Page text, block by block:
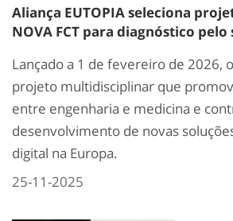
Aliança EUTOPIA seleciona
NOVA FCT para diagnóstico pelo
Lançado a 1 de fevereiro de 2026, o
projeto multidisciplinar que
entre engenharia e medicina e
desenvolvimento de novas
digital na Europa.
25-11-2025